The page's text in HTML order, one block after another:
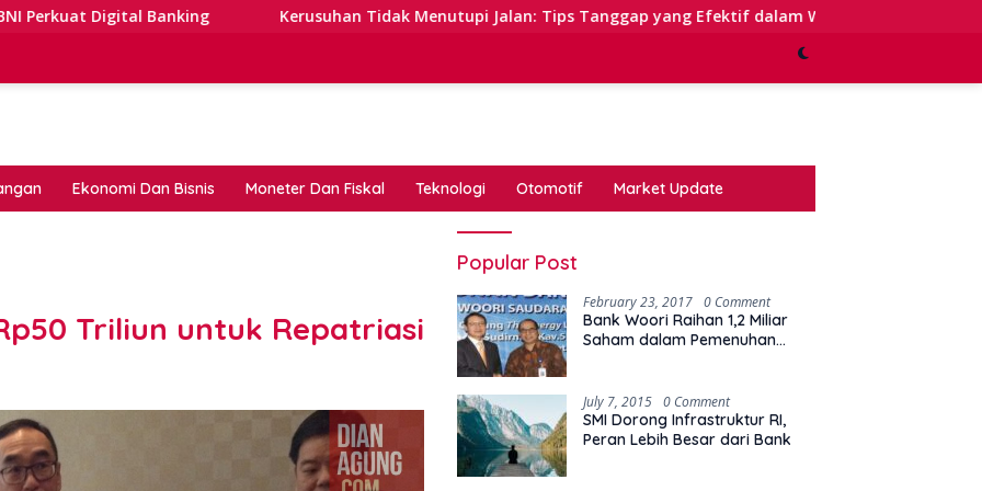
Banking Kerusuhan Tidak Menutupi Jalan: Tips Tanggap yang Efektif dalam Waktu Keterbatasan
Ekonomi Dan Bisnis Moneter Dan Fiskal Teknologi Otomotif Market Update
Triliun untuk Repatriasi
Popular Post
February 23, 2017 0 Comment
Bank Woori Raihan 1,2 Miliar
Saham dalam Pemenuhan
July 7, 2015 0 Comment
SMI Dorong Infrastruktur RI,
Peran Lebih Besar dari Bank